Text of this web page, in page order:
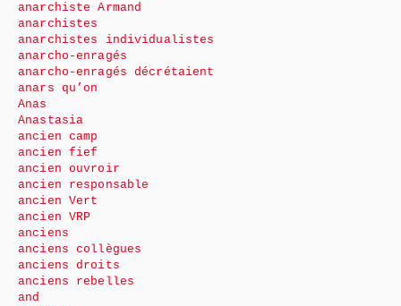
anarchiste Armand
anarchistes
anarchistes individualistes
anarcho-enragés
anarcho-enragés décrétaient
anars qu’on
Anas
Anastasia
ancien camp
ancien fief
ancien ouvroir
ancien responsable
ancien Vert
ancien VRP
anciens
anciens collègues
anciens droits
anciens rebelles
and